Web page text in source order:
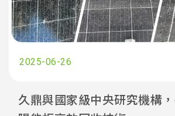
2025-06-26
久鼎與國家級中央研究機構